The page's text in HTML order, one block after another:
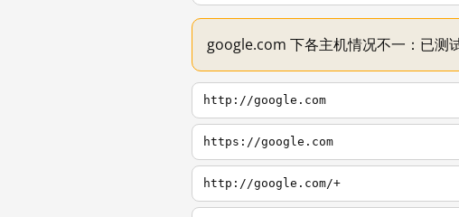
google.com 下各主机情况不一：已测
http://google.com
https://google.com
http://google.com/+